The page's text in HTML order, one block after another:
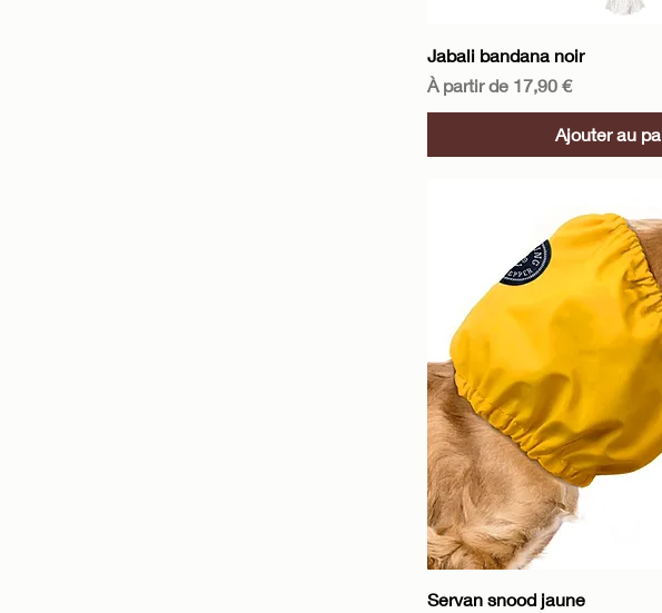
Aperçu
Jabali bandana noir
À partir de 17,90 €
Prix promotionnel
Ajouter au
Aperçu
Servan snood jaune